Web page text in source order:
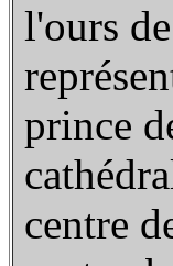
l'ours
prince
centre